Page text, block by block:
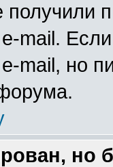
mail.
mail, но
но